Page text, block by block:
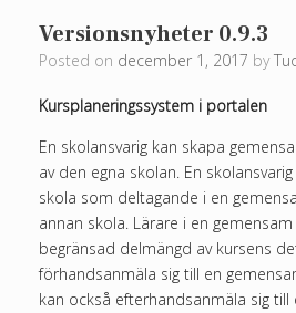
Versionsnyheter 0.9.3
Posted on december 1, 2017 by
Kursplaneringssystem i portalen
En skolansvarig kan skapa
av den egna skolan. En
skola som deltagande i en
annan skola. Lärare i en
begränsad delmängd av kursens
förhandsanmäla sig till en
kan också efterhandsanmäla sig till